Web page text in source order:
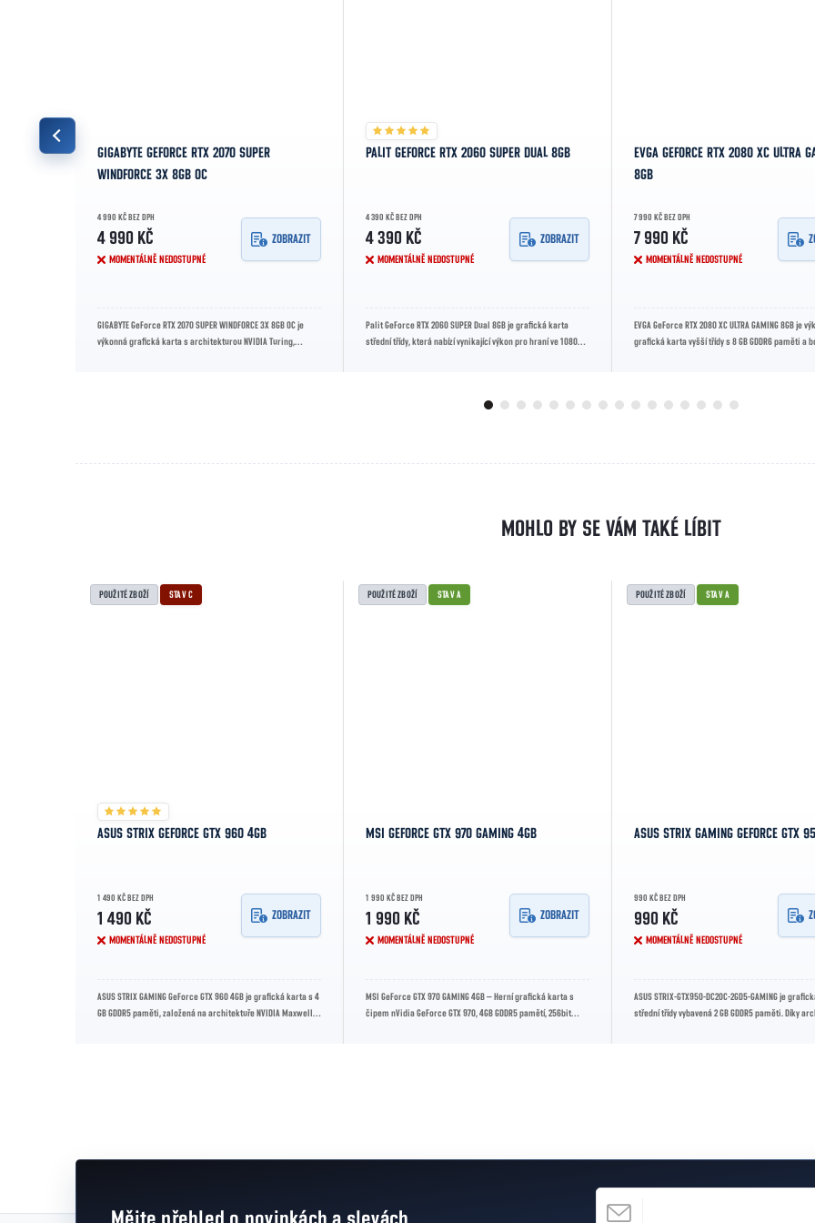
GIGABYTE GEFORCE RTX 2070 SUPER
WINDFORCE 3X 8GB OC
4 990 KČ BEZ DPH
4 990 KČ
MOMENTÁLNĚ NEDOSTUPNÉ
ZOBRAZIT
GIGABYTE GeForce RTX 2070 SUPER WINDFORCE 3X 8GB OC je
výkonná grafická karta s architekturou NVIDIA Turing,
PALIT GEFORCE RTX 2060 SUPER DUAL 8GB
4 390 KČ BEZ DPH
4 390 KČ
MOMENTÁLNĚ NEDOSTUPNÉ
ZOBRAZIT
Palit GeForce RTX 2060 SUPER Dual 8GB je grafická karta
střední třídy, která nabízí vynikající výkon pro hraní ve 1080p a
EVGA GEFORCE RTX 2080 XC ULTRA
8GB
7 990 KČ BEZ DPH
7 990 KČ
MOMENTÁLNĚ NEDOSTUPNÉ
EVGA GeForce RTX 2080 XC ULTRA GAMING 8GB je
grafická karta vyšší třídy s 8 GB GDDR6 paměti a
POUŽITÉ ZBOŽÍ STAV C
ASUS STRIX GEFORCE GTX 960 4GB
1 490 KČ BEZ DPH
1 490 KČ
MOMENTÁLNĚ NEDOSTUPNÉ
ZOBRAZIT
ASUS STRIX GAMING GeForce GTX 960 4GB je grafická karta s 4
GB GDDR5 paměti, založená na architektuře NVIDIA Maxwell.
POUŽITÉ ZBOŽÍ STAV A
MSI GEFORCE GTX 970 GAMING 4GB
1 990 KČ BEZ DPH
1 990 KČ
MOMENTÁLNĚ NEDOSTUPNÉ
ZOBRAZIT
MSI GeForce GTX 970 GAMING 4GB – Herní grafická karta s
čipem nVidia GeForce GTX 970, 4GB GDDR5 pamětí, 256bit
POUŽITÉ ZBOŽÍ STAV A
ASUS STRIX GAMING GEFORCE GTX
990 KČ BEZ DPH
990 KČ
MOMENTÁLNĚ NEDOSTUPNÉ
ASUS STRIX-GTX950-DC2OC-2GD5-GAMING je
střední třídy vybavená 2 GB GDDR5 paměti. Díky
E-MAIL